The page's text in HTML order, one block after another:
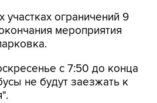
участках ограничений 9
мероприятия
с 7:50 до конца
не будут заезжать к